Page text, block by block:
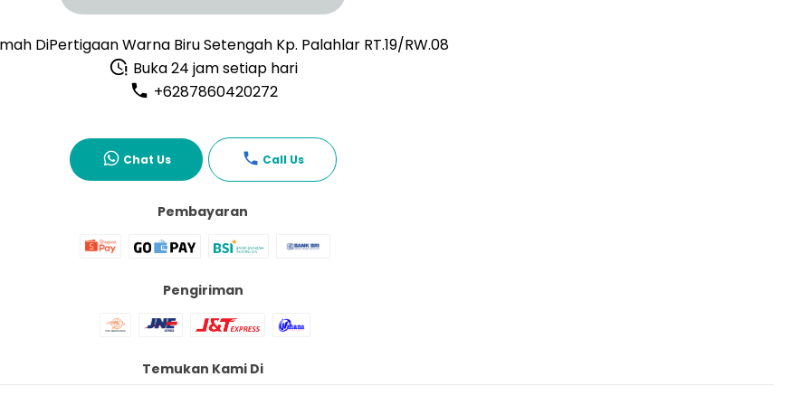
DiPertigaan Warna Biru Setengah Kp. Palahlar RT.19/RW.08
Buka 24 jam setiap hari
+6287860420272
Chat Us Call Us
Pembayaran
Pengiriman
Temukan Kami Di